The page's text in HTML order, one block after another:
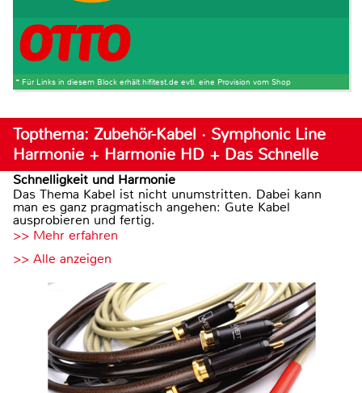
* Für Links in diesem Block erhält hifitest.de evtl. eine Provision vom Shop
Topthema: Zubehör-Kabel · Symphonic Line
Harmonie + Harmonie HD + Das Schnelle
Schnelligkeit und Harmonie
Das Thema Kabel ist nicht unumstritten. Dabei kann
man es ganz pragmatisch angehen: Gute Kabel
ausprobieren und fertig.
>> Mehr erfahren
>> Alle anzeigen